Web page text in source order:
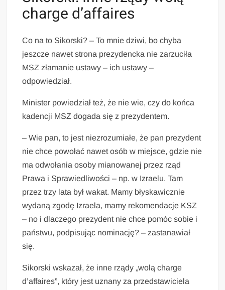
charge d’affaires
Co na to Sikorski? – To mnie dziwi, bo chyba
jeszcze nawet strona prezydencka nie zarzuciła
MSZ złamanie ustawy – ich ustawy –
odpowiedział.
Minister powiedział też, że nie wie, czy do końca
kadencji MSZ dogada się z prezydentem.
– Wie pan, to jest niezrozumiałe, że pan prezydent
nie chce powołać nawet osób w miejsce, gdzie nie
ma odwołania osoby mianowanej przez rząd
Prawa i Sprawiedliwości – np. w Izraelu. Tam
przez trzy lata był wakat. Mamy błyskawicznie
wydaną zgodę Izraela, mamy rekomendacje KSZ
– no i dlaczego prezydent nie chce pomóc sobie i
państwu, podpisując nominację? – zastanawiał
się.
Sikorski wskazał, że inne rządy „wolą charge
d’affaires”, który jest uznany za przedstawiciela